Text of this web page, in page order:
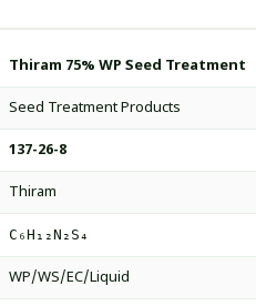
Thiram 75% WP Seed Treatment
Seed Treatment Products
137-26-8
Thiram
C₆H₁₂N₂S₄
WP/WS/EC/Liquid